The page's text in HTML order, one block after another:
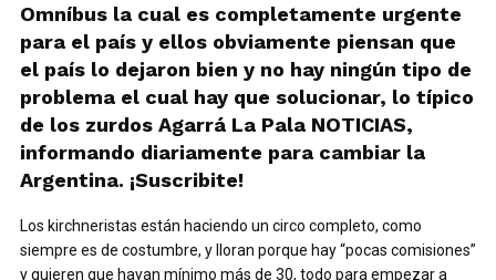
Omníbus la cual es completamente urgente
para el país y ellos obviamente piensan que
el país lo dejaron bien y no hay ningún tipo de
problema el cual hay que solucionar, lo típico
de los zurdos Agarrá La Pala NOTICIAS,
informando diariamente para cambiar la
Argentina. ¡Suscribite!
Los kirchneristas están haciendo un circo completo, como
siempre es de costumbre, y lloran porque hay “pocas comisiones”
y quieren que hayan mínimo más de 30, todo para empezar a